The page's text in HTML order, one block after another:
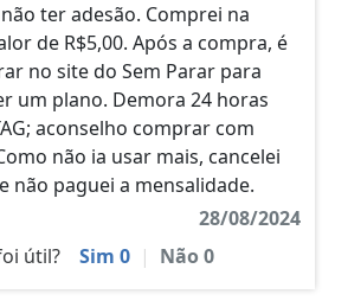
ter adesão. Comprei na
de R$5,00. Após a compra, é
no site do Sem Parar para
um plano. Demora 24 horas
aconselho comprar com
não ia usar mais, cancelei
não paguei a mensalidade.
28/08/2024
útil?
Sim 0 | Não0